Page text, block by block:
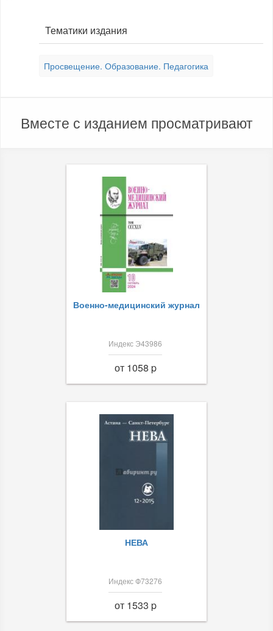
Тематики издания
Просвещение. Образование. Педагогика
Вместе с изданием просматривают
Военно-медицинский журнал
Индекс Э43986
от 1058 p
НЕВА
Индекс Ф73276
от 1533 p